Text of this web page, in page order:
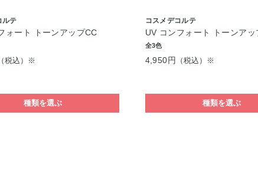
ルテ
ォート トーンアップCC
税込）※
種類を選ぶ
コスメデコルテ
UV コンフォート トーンアッ
全3色
4,950円 （税込）※
種類を選ぶ